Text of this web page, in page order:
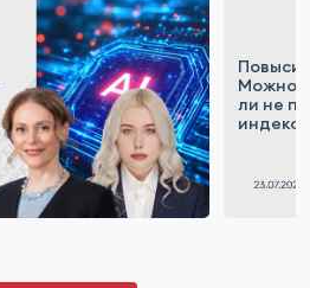
Можно
ли не